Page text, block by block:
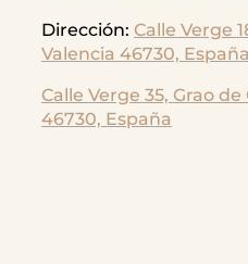
Dirección: Calle Verge
Valencia 46730, España
Calle Verge 35, Grao de
46730, España